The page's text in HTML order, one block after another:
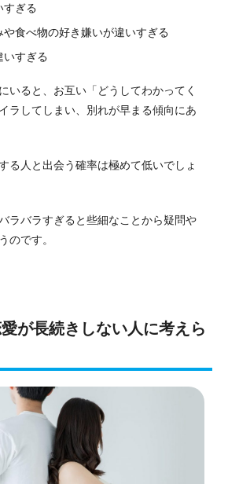
すぎる
食べ物の好き嫌いが違いすぎる
いすぎる
いると、お互い「どうしてわかってく
ラしてしまい、別れが早まる傾向にあ
る人と出会う確率は極めて低いでしょ
ラバラすぎると些細なことから疑問や
のです。
が長続きしない人に考えら